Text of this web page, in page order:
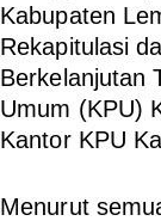
Kabupaten
Rekapitulasi
Berkelanjutan
Umum (KPU)
Kantor KPU
Menurut